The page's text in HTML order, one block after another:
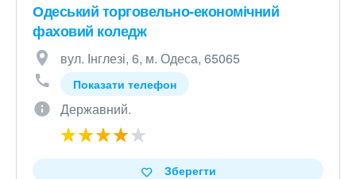
Одеський торговельно-економічний
фаховий коледж
вул. Інглезі, 6, м. Одеса, 65065
Показати телефон
Державний.
Зберегти